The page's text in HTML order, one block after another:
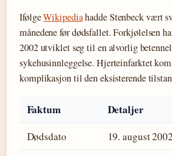
IfølgeWikipediahadde Stenbeck vært
månedene før dødsfallet. Forkjølelsen
2002 utviklet seg til en alvorlig
sykehusinnleggelse. Hjerteinfarktet
komplikasjon til den eksisterende
Faktum Detaljer
Dødsdato
19. august 2002